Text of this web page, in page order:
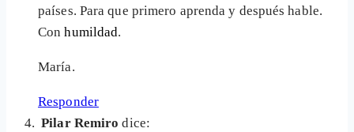
países. Para que primero aprenda y después hable.
Conhumildad.
María.
Responder
Pilar Remiro dice: